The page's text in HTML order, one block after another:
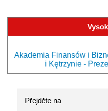
Akademia Finansów i
i Kętrzynie -
Přejděte na